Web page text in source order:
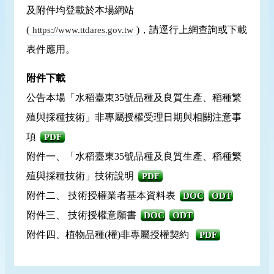
及附件均登載於本場網站
( https://www.ttdares.gov.tw )，請逕行上網查詢或下載
表件應用。
附件下載
公告本場「水稻臺東35號品種及良質生產、稻種繁
殖與採種技術」非專屬授權受理日期與相關注意事
項
PDF
附件一、「水稻臺東35號品種及良質生產、稻種繁
殖與採種技術」技術說明
PDF
附件二、 技術授權業者基本資料表 DOC ODT
附件三、 技術授權意願書 DOC ODT
附件四、植物品種(權)非專屬授權契約 PDF